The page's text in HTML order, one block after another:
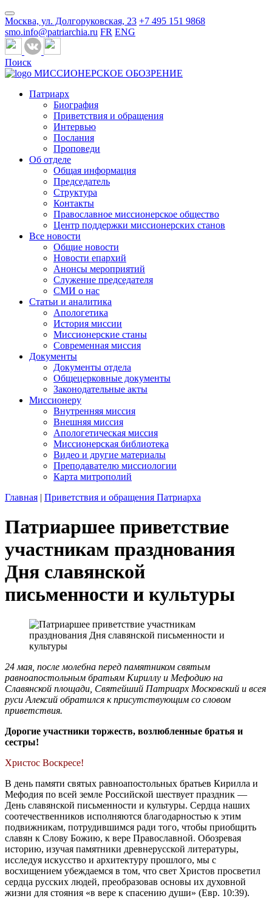
Москва, ул. Долгоруковская, 23 +7 495 151 9868
smo.info@patriarchia.ru FR ENG
Поиск
МИССИОНЕРСКОЕ ОБОЗРЕНИЕ
Патриарх
Биография
Приветствия и обращения
Интервью
Послания
Проповеди
Об отделе
Общая информация
Председатель
Структура
Контакты
Православное миссионерское общество
Центр поддержки миссионерских станов
Все новости
Общие новости
Новости епархий
Анонсы мероприятий
Служение председателя
СМИ о нас
Статьи и аналитика
Апологетика
История миссии
Миссионерские станы
Современная миссия
Документы
Документы отдела
Общецерковные документы
Законодательные акты
Миссионеру
Внутренняя миссия
Внешняя миссия
Апологетическая миссия
Миссионерская библиотека
Видео и другие материалы
Преподавателю миссиологии
Карта митрополий
Главная | Приветствия и обращения Патриарха
Патриаршее приветствие
участникам празднования
Дня славянской
письменности и культуры
24 мая, после молебна перед памятником святым
равноапостольным братьям Кириллу и Мефодию на
Славянской площади, Святейший Патриарх Московский и всея
руси Алексий обратился к присутствующим со словом
приветствия.
Дорогие участники торжеств, возлюбленные братья и
сестры!
Христос Воскресе!
В день памяти святых равноапостольных братьев Кирилла и
Мефодия по всей земле Российской шествует праздник —
День славянской письменности и культуры. Сердца наших
соотечественников исполняются благодарностью к этим
подвижникам, потрудившимся ради того, чтобы приобщить
славян к Слову Божию, к вере Православной. Обозревая
историю, изучая памятники древнерусской литературы,
исследуя искусство и архитектуру прошлого, мы с
восхищением убеждаемся в том, что свет Христов просветил
сердца русских людей, преобразовав основы их духовной
жизни для стояния «в вере к спасению души» (Евр. 10:39).